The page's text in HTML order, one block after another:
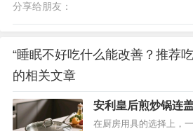
分享给朋友：
“睡眠不好吃什么能改善？推荐
的相关文章
安利皇后煎炒锅连
吗？深度评测介绍
在厨房用具的选择上，